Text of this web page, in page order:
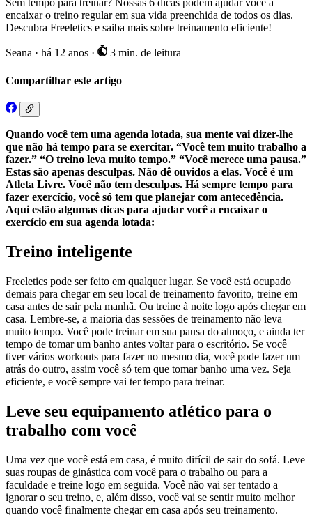
Sem tempo para treinar? Nossas 6 dicas podem ajudar você a
encaixar o treino regular em sua vida preenchida de todos os dias.
Descubra Freeletics e saiba mais sobre treinamento eficiente!
Seana · há 12 anos · 3 min. de leitura
Compartilhar este artigo
Quando você tem uma agenda lotada, sua mente vai dizer-lhe
que não há tempo para se exercitar. “Você tem muito trabalho a
fazer.” “O treino leva muito tempo.” “Você merece uma pausa.”
Estas são apenas desculpas. Não dê ouvidos a elas. Você é um
Atleta Livre. Você não tem desculpas. Há sempre tempo para
fazer exercício, você só tem que planejar com antecedência.
Aqui estão algumas dicas para ajudar você a encaixar o
exercício em sua agenda lotada:
Treino inteligente
Freeletics pode ser feito em qualquer lugar. Se você está ocupado
demais para chegar em seu local de treinamento favorito, treine em
casa antes de sair pela manhã. Ou treine à noite logo após chegar em
casa. Lembre-se, a maioria das sessões de treinamento não leva
muito tempo. Você pode treinar em sua pausa do almoço, e ainda ter
tempo de tomar um banho antes voltar para o escritório. Se você
tiver vários workouts para fazer no mesmo dia, você pode fazer um
atrás do outro, assim você só tem que tomar banho uma vez. Seja
eficiente, e você sempre vai ter tempo para treinar.
Leve seu equipamento atlético para o
trabalho com você
Uma vez que você está em casa, é muito difícil de sair do sofá. Leve
suas roupas de ginástica com você para o trabalho ou para a
faculdade e treine logo em seguida. Você não vai ser tentado a
ignorar o seu treino, e, além disso, você vai se sentir muito melhor
quando você finalmente chegar em casa após seu treinamento.